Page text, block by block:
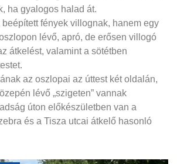
ha gyalogos halad át.
beépített fények villognak, hanem egy
lévő, apró, de erősen villogó
átkelést, valamint a sötétben
az oszlopai az úttest két oldalán,
lévő „szigeten” vannak
úton előkészületben van a
és a Tisza utcai átkelő hasonló